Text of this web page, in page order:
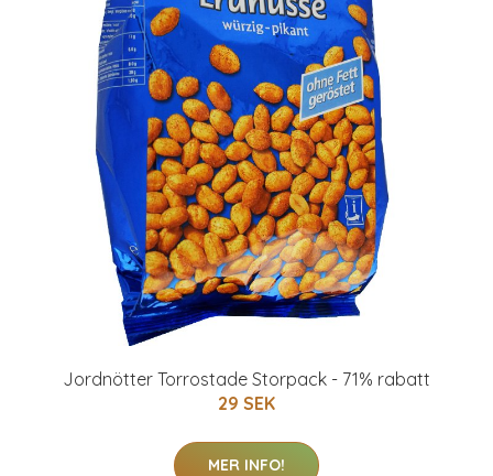
Jordnötter Torrostade Storpack - 71% rabatt
29 SEK
MER INFO!